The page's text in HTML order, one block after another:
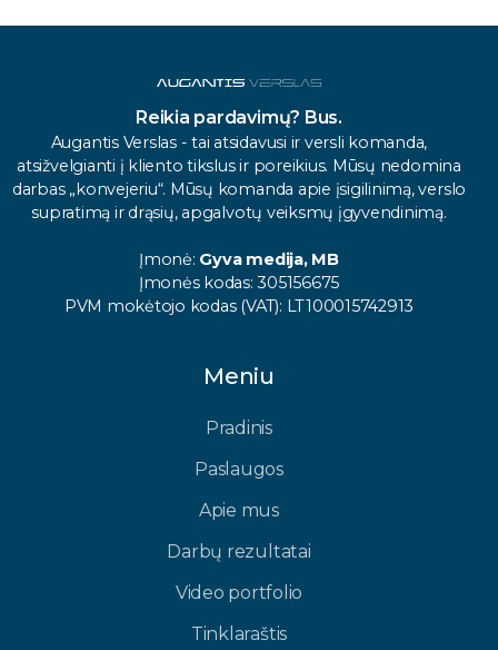
Reikia pardavimų? Bus.
Augantis Verslas - tai atsidavusi ir versli komanda,
atsižvelgianti į kliento tikslus ir poreikius. Mūsų nedomina
darbas „konvejeriu“. Mūsų komanda apie įsigilinimą, verslo
supratimą ir drąsių, apgalvotų veiksmų įgyvendinimą.
Įmonė: Gyva medija, MB
Įmonės kodas: 305156675
PVM mokėtojo kodas (VAT): LT100015742913
Meniu
Pradinis
Paslaugos
Apie mus
Darbų rezultatai
Video portfolio
Tinklaraštis